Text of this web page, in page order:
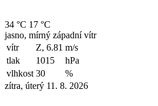
34 °C 17 °C
jasno, mírný západní vítr
vítr
Z, 6.81 m/s
tlak
1015
hPa
vlhkost 30
%
zítra, úterý 11. 8. 2026